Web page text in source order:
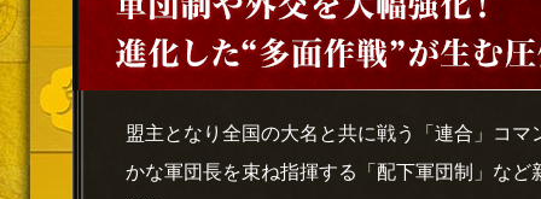
盟主となり全国の大名と共に戦う「連合」コマ
かな軍団長を束ね指揮する「配下軍団制」など